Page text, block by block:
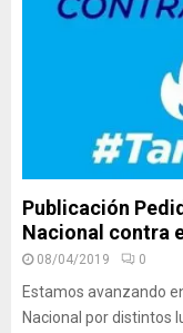
Publicación
Nacional contra
08/04/2019 0
Estamos avanzando
Nacional por distintos